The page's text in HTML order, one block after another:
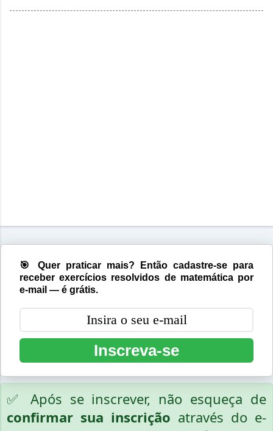
🎯 Quer praticar mais? Então cadastre-se para
receber exercícios resolvidos de matemática por
e-mail — é grátis.
Inscreva-se
✅ Após se inscrever, não esqueça de
confirmar sua inscrição através do e-